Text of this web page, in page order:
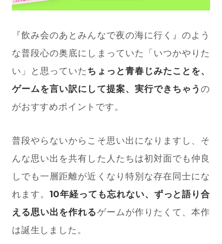
『飲み会のあとみんなで夜の海に行く』のよう
な普段心の奥底にしまっていた「いつかやりた
い」と思っていたちょっと青春じみたことを、
ゲームを言い訳にして提案、実行できちゃうの
がおすすめポイントです。
普段やらないからこそ思い出になりますし、そ
んな思い出を共有した人たちは初対面でも仲良
しでも一層距離が近くなり特別な存在同士にな
れます。 10年経っても忘れない、ずっと語り合
える思い出を作れるゲームが作りたくて、本作
は誕生しました。